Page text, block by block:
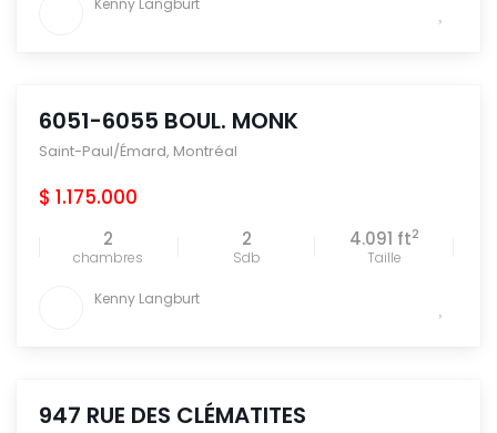
Kenny Langburt
6051-6055 BOUL. MONK
Saint-Paul/Émard, Montréal
$ 1.175.000
2
chambres
2
Sdb
4.091 ft2
Taille
Kenny Langburt
947 RUE DES CLÉMATITES